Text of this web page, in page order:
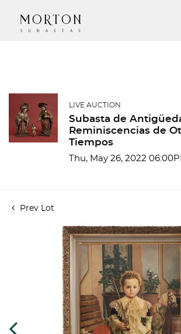
LIVE AUCTION
Subasta de
Reminiscencias de
Tiempos
Thu, May 26, 2022
Prev Lot